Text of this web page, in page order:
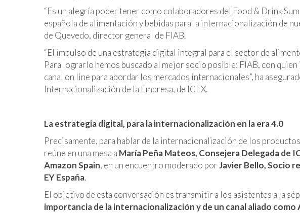
“Es un alegría poder tener como colaboradores del Food & Drink
española de alimentación y bebidas para la internacionalización de
de Quevedo, director general de FIAB.
“El impulso de una estrategia digital integral para el sector de
Para lograrlo hemos buscado al mejor socio posible: FIAB, con
canal on line para abordar los mercados internacionales”, ha
Internacionalización de la Empresa, de ICEX.
La estrategia digital, para la internacionalización en la era 4.0
Precisamente, para hablar de la internacionalización de los
reúne en una mesa a María Peña Mateos, Consejera Delegada de
Amazon Spain, en un encuentro moderado porJavier Bello, Socio
EY España.
El objetivo de esta conversación es transmitir a los asistentes a la
importancia de la internacionalización y de un canal aliado como